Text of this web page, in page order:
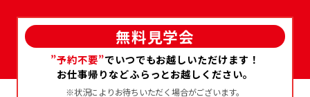
無料見学会
”予約不要”でいつでもお越しいただけます！
お仕事帰りなどふらっとお越しください。
※状況によりお待ちいただく場合がございます。